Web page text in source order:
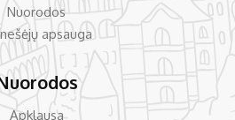
Nuorodos
apsauga
Apklausa